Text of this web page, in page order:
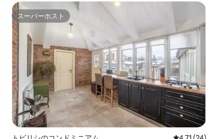
スーパーホスト
スーパーホスト